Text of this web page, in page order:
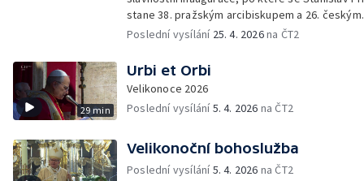
stane 38. pražským arcibiskupem a 26. českým
primasem.
Poslední vysílání 25. 4. 2026na ČT2
29 min
Urbi et Orbi
Velikonoce 2026
Poslední vysílání5. 4. 2026 na ČT2
Velikonoční bohoslužba
Poslední vysílání5. 4. 2026 na ČT2